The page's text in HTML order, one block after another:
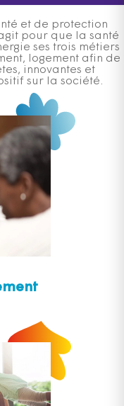
et de protection
pour que la santé
ses trois métiers
logement afin de
innovantes et
sur la société.